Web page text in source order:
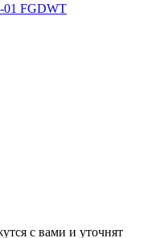
01 FGDWT
с вами и уточнят